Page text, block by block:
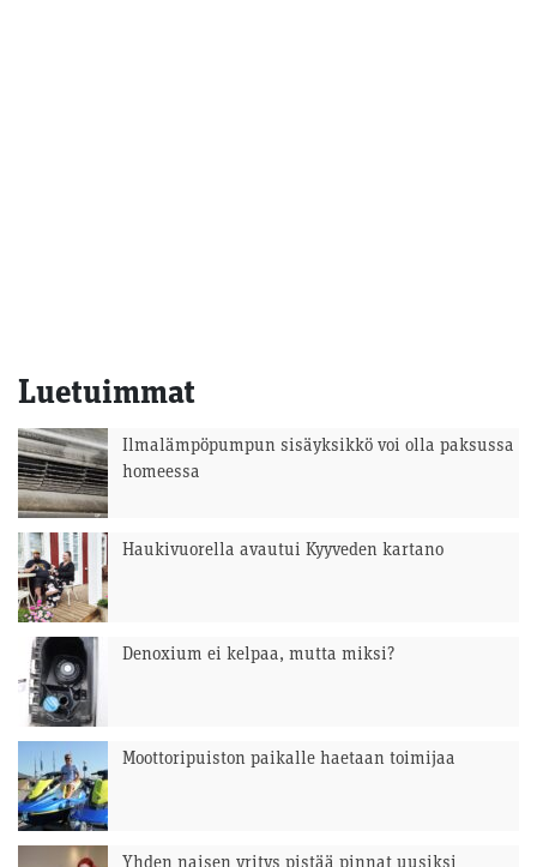
Luetuimmat
Ilmalämpöpumpun sisäyksikkö voi olla paksussa
homeessa
Haukivuorella avautui Kyyveden kartano
Denoxium ei kelpaa, mutta miksi?
Moottoripuiston paikalle haetaan toimijaa